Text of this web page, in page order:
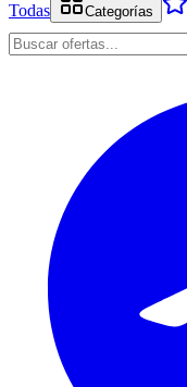
Todas
Categorías